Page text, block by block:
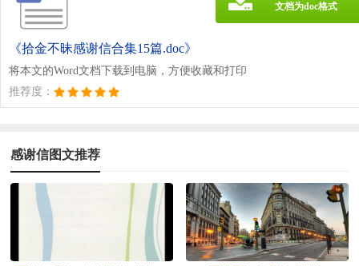
《拾金不昧感谢信合集15篇.doc》
将本文的Word文档下载到电脑，方便收藏和打印
推荐度：
文档为doc格式
感谢信图文推荐